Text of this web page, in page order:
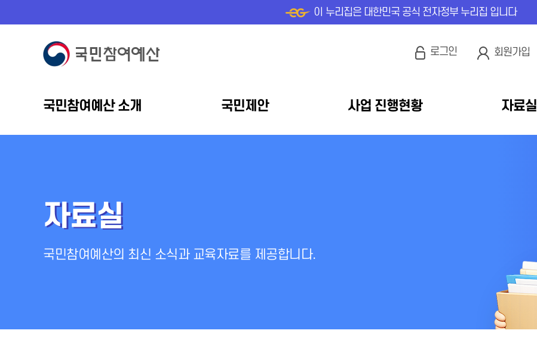
이 누리집은 대한민국 공식 전자정부 누리집 입니다
로그인 회원가입
국민참여예산 소개 국민제안 사업 진행현황 자료실
자료실
국민참여예산의 최신 소식과 교육자료를 제공합니다.